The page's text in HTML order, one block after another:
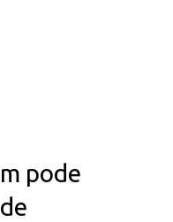
pode